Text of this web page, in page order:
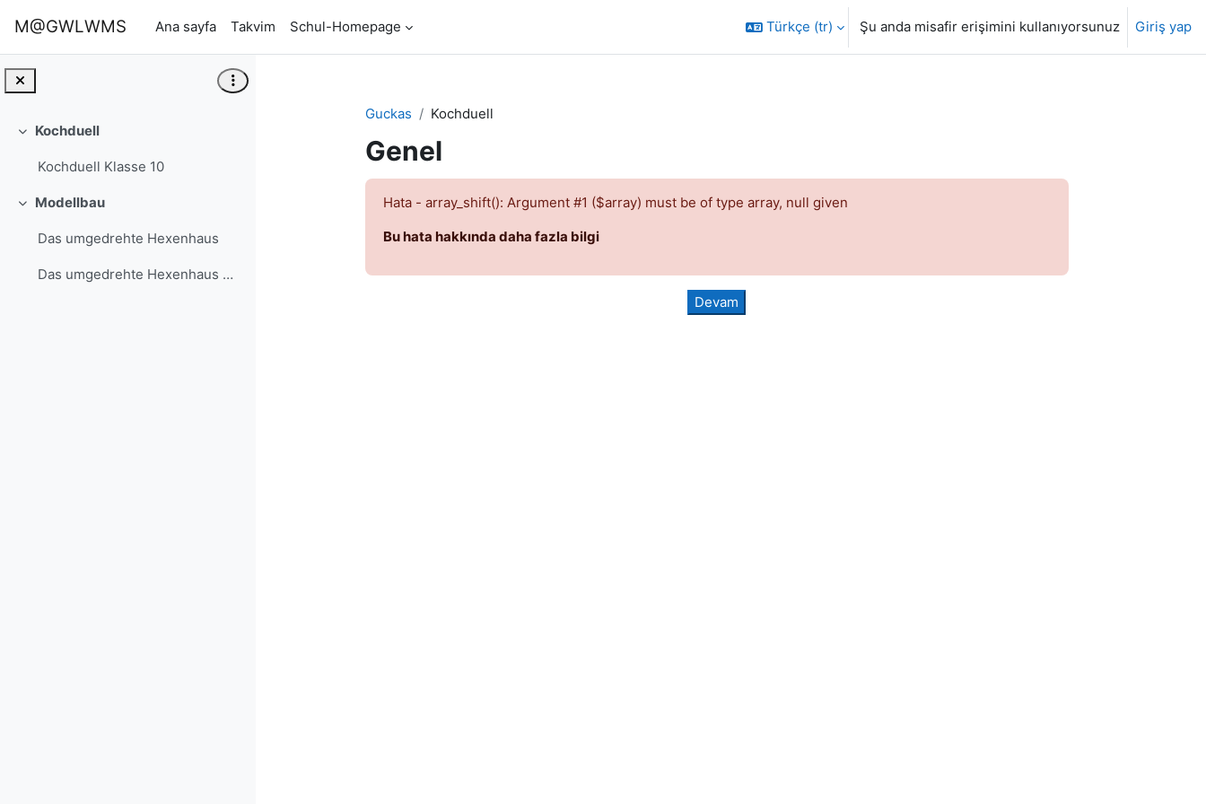
M@GWLWMS Ana sayfa Takvim Schul-Homepage Türkçe ‎(tr)‎ Şu anda misafir erişimini kullanıyorsunuz Giriş yap
Daralt
Kochduell
Kochduell Klasse 10
Daralt
Modellbau
Das umgedrehte Hexenhaus
Das umgedrehte Hexenhaus 360°
Guckas Kochduell
Genel
Hata - array_shift(): Argument #1 ($array) must be of type array, null given
Bu hata hakkında daha fazla bilgi
Devam